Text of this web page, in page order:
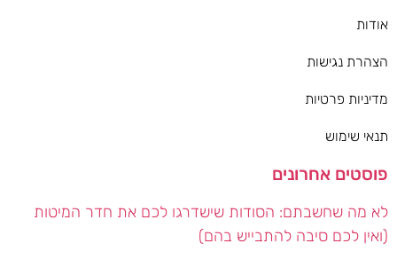
אודות
הצהרת נגישות
מדיניות פרטיות
תנאי שימוש
פוסטים אחרונים
לא מה שחשבתם: הסודות שישדרגו לכם את חדר המיטות
(ואין לכם סיבה להתבייש בהם)